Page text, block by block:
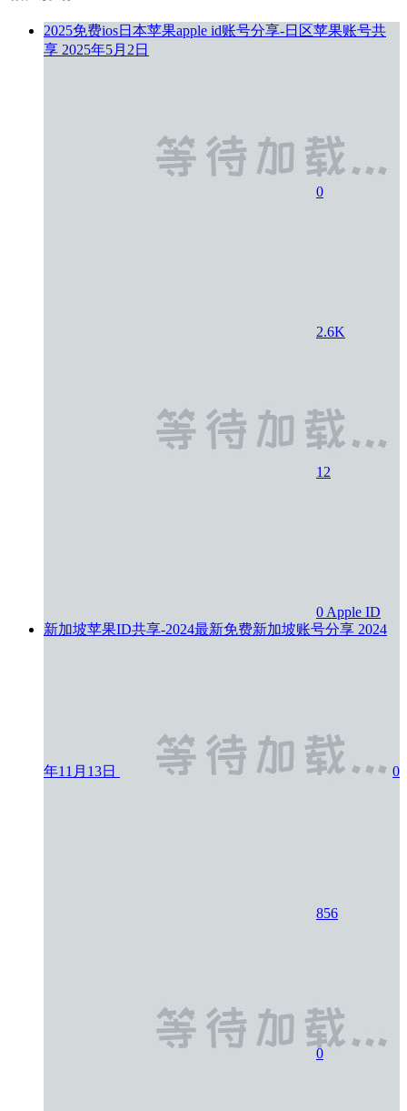
2025免费ios日本苹果apple id账号分享-日区苹果账号共
享 2025年5月2日
0
2.6K
12
0 Apple ID
新加坡苹果ID共享-2024最新免费新加坡账号分享 2024
年11月13日 0
856
0